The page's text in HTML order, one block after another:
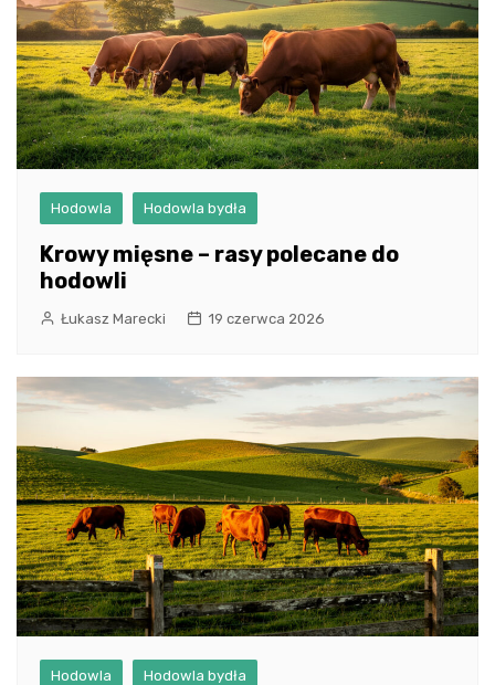
Hodowla Hodowla bydła
Krowy mięsne – rasy polecane do
hodowli
Łukasz Marecki 19 czerwca 2026
Hodowla Hodowla bydła